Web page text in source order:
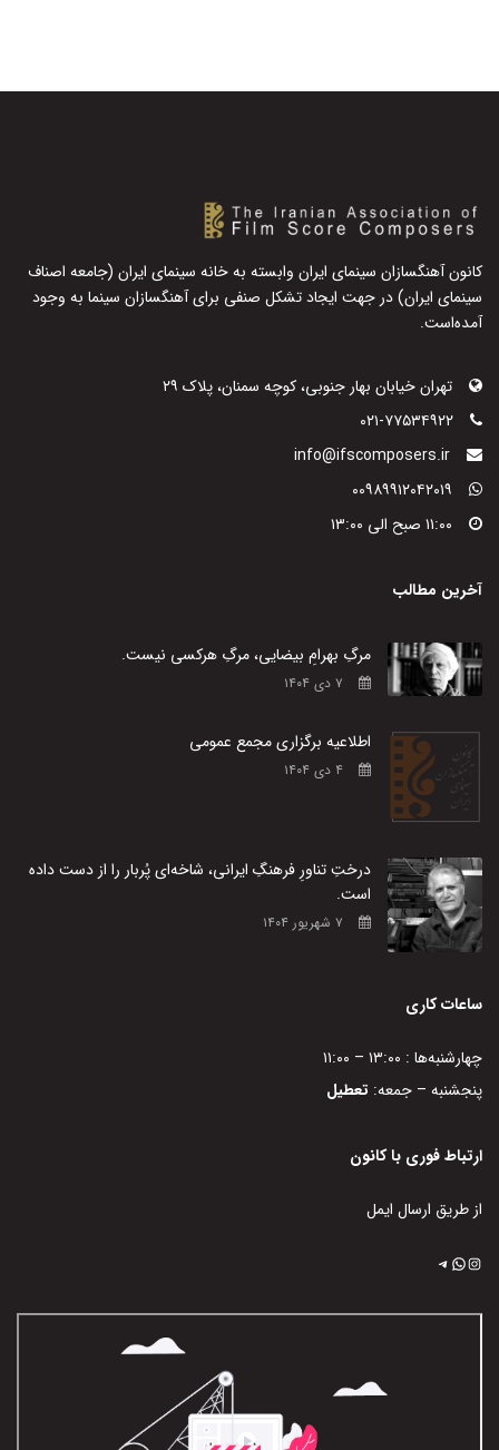
کانون آهنگسازان سینمای ایران وابسته به خانه سینمای ایران (جامعه اصناف
سینمای ایران) در جهت ایجاد تشکل صنفی برای آهنگسازان سینما به وجود
آمده‌است.
تهران خیابان بهار جنوبی، کوچه سمنان، پلاک ۲۹
۰۲۱-۷۷۵۳۴۹۲۲
info@ifscomposers.ir
۰۰۹۸۹۹۱۲۰۴۲۰۱۹
۱۱:۰۰ صبح الی ۱۳:۰۰
آخرین مطالب
مرگِ بهرامِ بیضایی، مرگِ هرکسی نیست.
اطلاعیه برگزاری مجمع عمومی
درختِ تناورِ فرهنگِ ایرانی، شاخه‌ای پُربار را از دست داده
است.
ساعات کاری
چهارشنبه‌ها : ۱۳:۰۰ – ۱۱:۰۰
پنجشنبه – جمعه: تعطیل
ارتباط فوری با کانون
از طریق ارسال ایمل
اینستاگرم
واتس‌اپ
تلگرام